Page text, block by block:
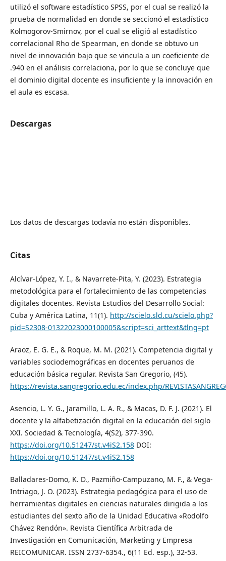
utilizó el software estadístico SPSS, por el cual se realizó la
prueba de normalidad en donde se seccionó el estadístico
Kolmogorov-Smirnov, por el cual se eligió al estadístico
correlacional Rho de Spearman, en donde se obtuvo un
nivel de innovación bajo que se vincula a un coeficiente de
.940 en el análisis correlaciona, por lo que se concluye que
el dominio digital docente es insuficiente y la innovación en
el aula es escasa.
Descargas
Los datos de descargas todavía no están disponibles.
Citas
Alcívar-López, Y. I., & Navarrete-Pita, Y. (2023). Estrategia
metodológica para el fortalecimiento de las competencias
digitales docentes. Revista Estudios del Desarrollo Social:
Cuba y América Latina, 11(1). http://scielo.sld.cu/scielo.php?
pid=S2308-01322023000100005&script=sci_arttext&tlng=pt
Araoz, E. G. E., & Roque, M. M. (2021). Competencia digital y
variables sociodemográficas en docentes peruanos de
educación básica regular. Revista San Gregorio, (45).
https://revista.sangregorio.edu.ec/index.php/
Asencio, L. Y. G., Jaramillo, L. A. R., & Macas, D. F. J. (2021). El
docente y la alfabetización digital en la educación del siglo
XXI. Sociedad & Tecnología, 4(S2), 377-390.
https://doi.org/10.51247/st.v4iS2.158DOI:
https://doi.org/10.51247/st.v4iS2.158
Balladares-Domo, K. D., Pazmiño-Campuzano, M. F., & Vega-
Intriago, J. O. (2023). Estrategia pedagógica para el uso de
herramientas digitales en ciencias naturales dirigida a los
estudiantes del sexto año de la Unidad Educativa «Rodolfo
Chávez Rendón». Revista Científica Arbitrada de
Investigación en Comunicación, Marketing y Empresa
REICOMUNICAR. ISSN 2737-6354., 6(11 Ed. esp.), 32-53.